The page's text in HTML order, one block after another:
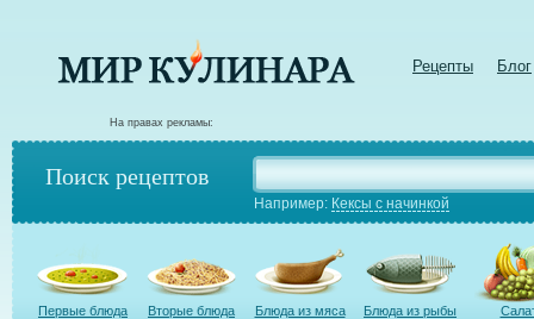
Рецепты Блог
На правах рекламы:
Поиск рецептов
Например: Кексы с начинкой
Первые блюда Вторые блюда Блюда из мяса Блюда из рыбы